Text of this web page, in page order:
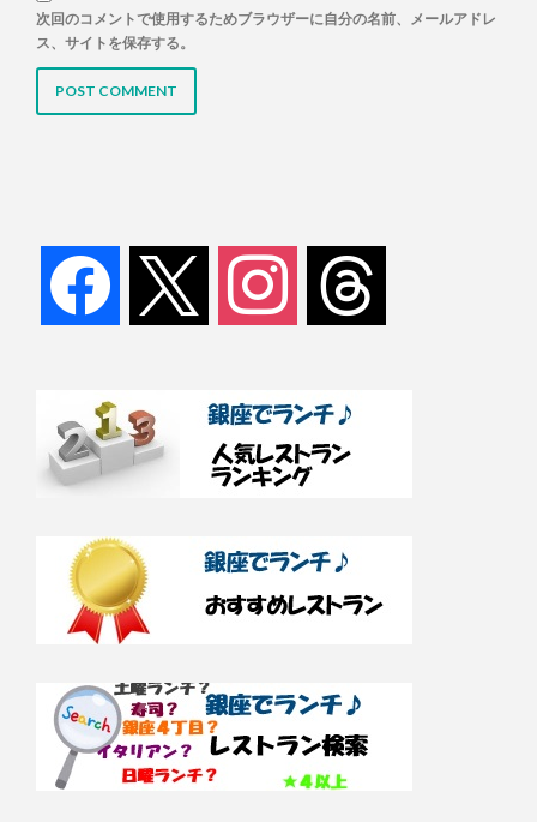
次回のコメントで使用するためブラウザーに自分の名前、メールアドレ
ス、サイトを保存する。
facebook instagram threads